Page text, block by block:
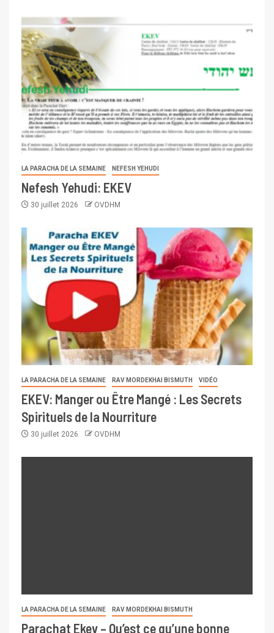
LA PARACHA DE LA SEMAINE NEFESH YEHUDI
Nefesh Yehudi: EKEV
30 juillet 2026 OVDHM
LA PARACHA DE LA SEMAINE RAV MORDEKHAI BISMUTH VIDÉO
EKEV: Manger ou Être Mangé : Les Secrets
Spirituels de la Nourriture
30 juillet 2026 OVDHM
LA PARACHA DE LA SEMAINE RAV MORDEKHAI BISMUTH
Parachat Ekev – Qu’est ce qu’une bonne